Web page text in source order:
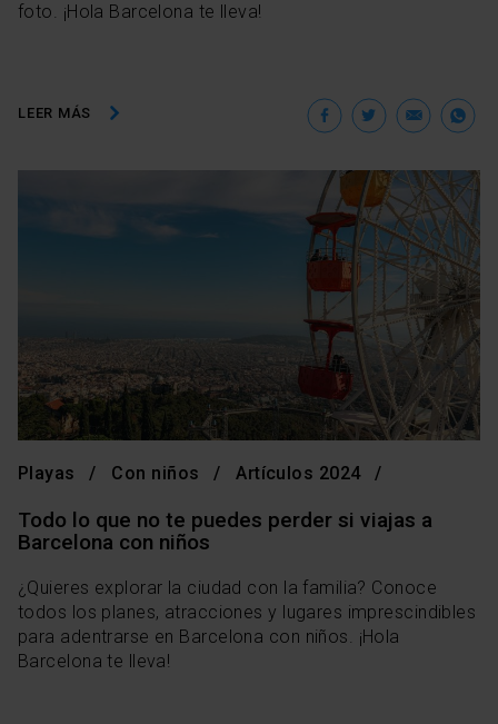
foto. ¡Hola Barcelona te lleva!
LEER MÁS Facebook
Twitter
Playas Con niños Artículos 2024
Todo lo que no te puedes perder si viajas a
Barcelona con niños
¿Quieres explorar la ciudad con la familia? Conoce
todos los planes, atracciones y lugares imprescindibles
para adentrarse en Barcelona con niños. ¡Hola
Barcelona te lleva!